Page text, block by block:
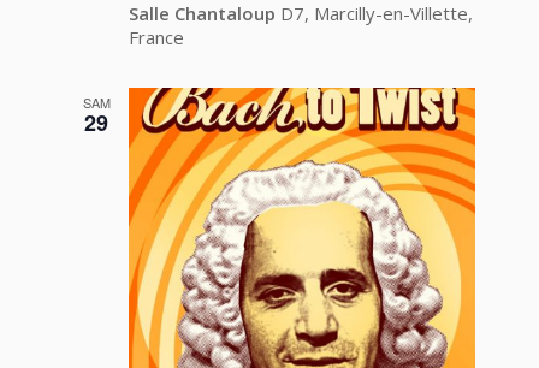
Salle Chantaloup D7, Marcilly-en-Villette,
France
SAM
29